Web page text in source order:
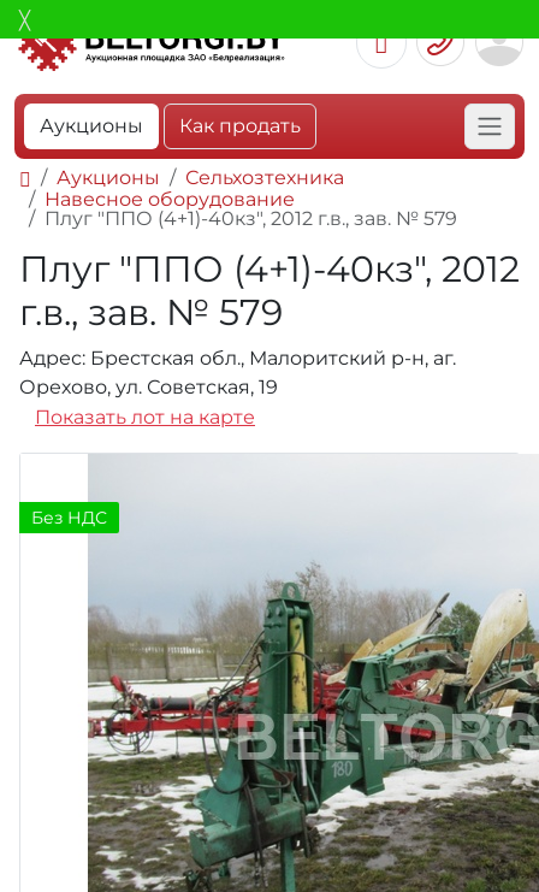
Аукционы Как продать
Аукционы
Сельхозтехника
Навесное оборудование
Плуг "ППО (4+1)-40кз", 2012 г.в., зав. № 579
Плуг "ППО (4+1)-40кз", 2012
г.в., зав. № 579
Адрес: Брестская обл., Малоритский р-н, аг.
Орехово, ул. Советская, 19
Показать лот на карте
Без НДС